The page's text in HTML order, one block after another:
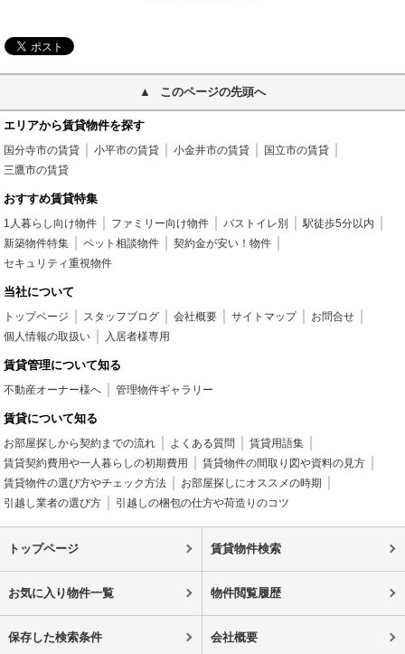
このページの先頭へ
エリアから賃貸物件を探す
国分寺市の賃貸 小平市の賃貸 小金井市の賃貸
国立市の賃貸
三鷹市の賃貸
おすすめ賃貸特集
1人暮らし向け物件 ファミリー向け物件 バストイレ別
駅徒歩5分以内
新築物件特集
ペット相談物件
契約金が安い！物件
セキュリティ重視物件
当社について
トップページ スタッフブログ 会社概要 サイトマップ
お問合せ
個人情報の取扱い
入居者様専用
賃貸管理について知る
不動産オーナー様へ 管理物件ギャラリー
賃貸について知る
お部屋探しから契約までの流れ よくある質問
賃貸用語集
賃貸契約費用や一人暮らしの初期費用
賃貸物件の間取り図や資料の見方
賃貸物件の選び方やチェック方法
お部屋探しにオススメの時期
引越し業者の選び方
引越しの梱包の仕方や荷造りのコツ
トップページ 賃貸物件検索
お気に入り物件一覧 物件閲覧履歴
保存した検索条件 会社概要